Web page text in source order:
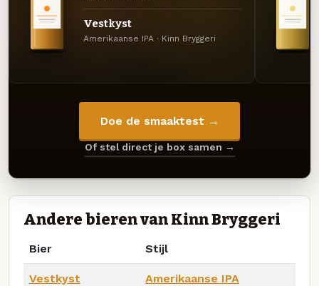
Vestkyst
Amerikaanse IPA · Kinn Bryggeri
Doe de smaaktest →
Of stel direct je box samen →
Andere bieren van Kinn Bryggeri
Bier Stijl
Vestkyst Amerikaanse IPA